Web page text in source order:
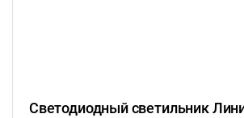
Светодиодный светильник